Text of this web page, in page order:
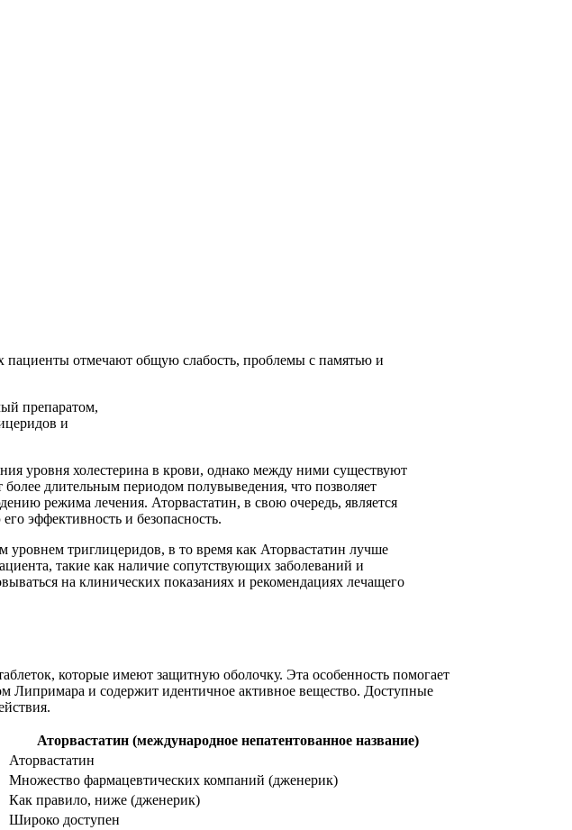
пациенты отмечают общую слабость, проблемы с памятью и
уровня холестерина в крови, однако между ними существуют
длительным периодом полувыведения, что позволяет
режима лечения. Аторвастатин, в свою очередь, является
эффективность и безопасность.
триглицеридов, в то время как Аторвастатин лучше
такие как наличие сопутствующих заболеваний и
на клинических показаниях и рекомендациях лечащего
которые имеют защитную оболочку. Эта особенность помогает
Липримара и содержит идентичное активное вещество. Доступные
Аторвастатин (международное непатентованное название)
Аторвастатин
Множество фармацевтических компаний (дженерик)
Как правило, ниже (дженерик)
Широко доступен